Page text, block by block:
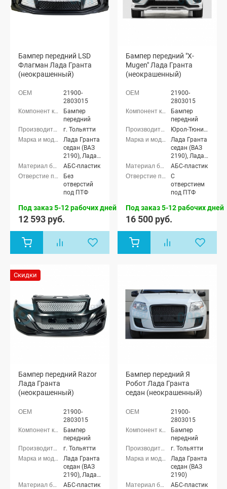
Бампер передний LSD
Флагман Лада Гранта
(неокрашенный)
21900-
2803015
Бампер
передний
г. Тольятти
Лада Гранта
седан (ВАЗ
2190), Лада
Гранта
лифтбек
(ВАЗ 2191)
АБС-пластик
Без
отверстий
под ПТФ
Под заказ 5-12 рабочих дней
12 593 руб.
Бампер передний "X-
Mugen" Лада Гранта
(неокрашенный)
21900-
2803015
Бампер
передний
Юрол-Тюнинг (г. Тольятти)
Лада Гранта
седан (ВАЗ
2190), Лада
Гранта
лифтбек
(ВАЗ 2191)
АБС-пластик
С
отверстием
под ПТФ
Под заказ 5-12 рабочих дней
16 500 руб.
Скидки
Бампер передний Razor
Лада Гранта
(неокрашенный)
21900-
2803015
Бампер
передний
г. Тольятти
Лада Гранта
седан (ВАЗ
2190), Лада
Гранта
АБС-пластик
Бампер передний Я
Робот Лада Гранта
седан (неокрашенный)
21900-
2803015
Бампер
передний
г. Тольятти
Лада Гранта
седан (ВАЗ
2190)
АБС-пластик